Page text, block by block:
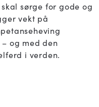
sørge for gode og
vekt på
og med den
i verden.